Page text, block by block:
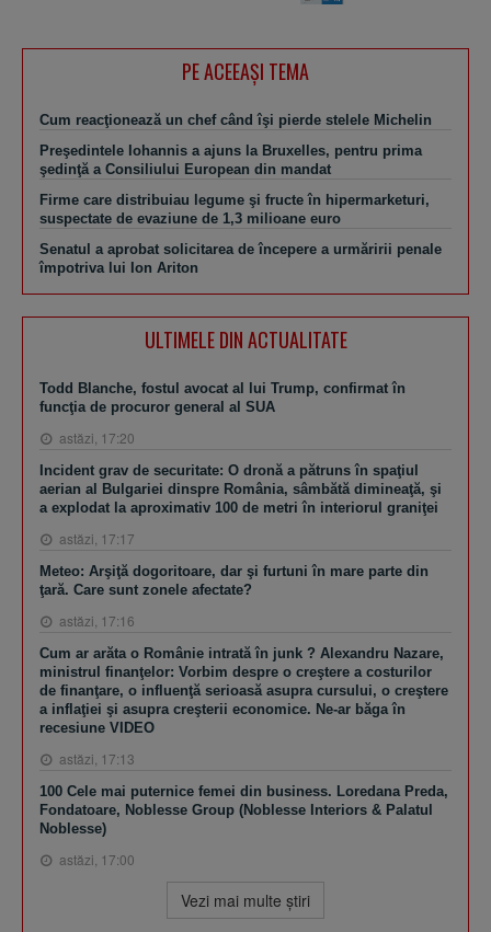
PE ACEEAŞI TEMA
Cum reacţionează un chef când îşi pierde stelele Michelin
Preşedintele Iohannis a ajuns la Bruxelles, pentru prima
şedinţă a Consiliului European din mandat
Firme care distribuiau legume şi fructe în hipermarketuri,
suspectate de evaziune de 1,3 milioane euro
Senatul a aprobat solicitarea de începere a urmăririi penale
împotriva lui Ion Ariton
ULTIMELE DIN ACTUALITATE
Todd Blanche, fostul avocat al lui Trump, confirmat în
funcţia de procuror general al SUA
astăzi, 17:20
Incident grav de securitate: O dronă a pătruns în spaţiul
aerian al Bulgariei dinspre România, sâmbătă dimineaţă, şi
a explodat la aproximativ 100 de metri în interiorul graniţei
astăzi, 17:17
Meteo: Arşiţă dogoritoare, dar şi furtuni în mare parte din
ţară. Care sunt zonele afectate?
astăzi, 17:16
Cum ar arăta o Românie intrată în junk ? Alexandru Nazare,
ministrul finanţelor: Vorbim despre o creştere a costurilor
de finanţare, o influenţă serioasă asupra cursului, o creştere
a inflaţiei şi asupra creşterii economice. Ne-ar băga în
recesiune VIDEO
astăzi, 17:13
100 Cele mai puternice femei din business. Loredana Preda,
Fondatoare, Noblesse Group (Noblesse Interiors & Palatul
Noblesse)
astăzi, 17:00
Vezi mai multe ştiri